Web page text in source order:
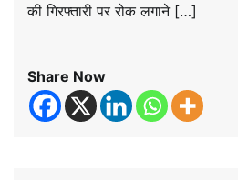
की गिरफ्तारी पर रोक लगाने […]
Share Now